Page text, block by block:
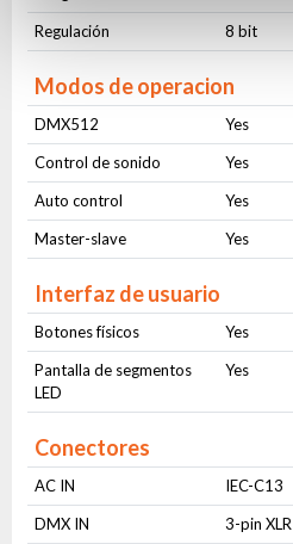
Regulación
8 bit
Modos de operacion
DMX512
Yes
Control de sonido
Yes
Auto control
Yes
Master-slave
Yes
Interfaz de usuario
Botones físicos
Yes
Pantalla de segmentos
LED
Yes
Conectores
AC IN
IEC-C13
DMX IN
3-pin XLR